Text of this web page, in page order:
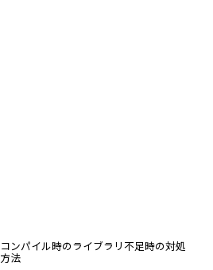
コンパイル時のライブラリ不足時の対処
方法